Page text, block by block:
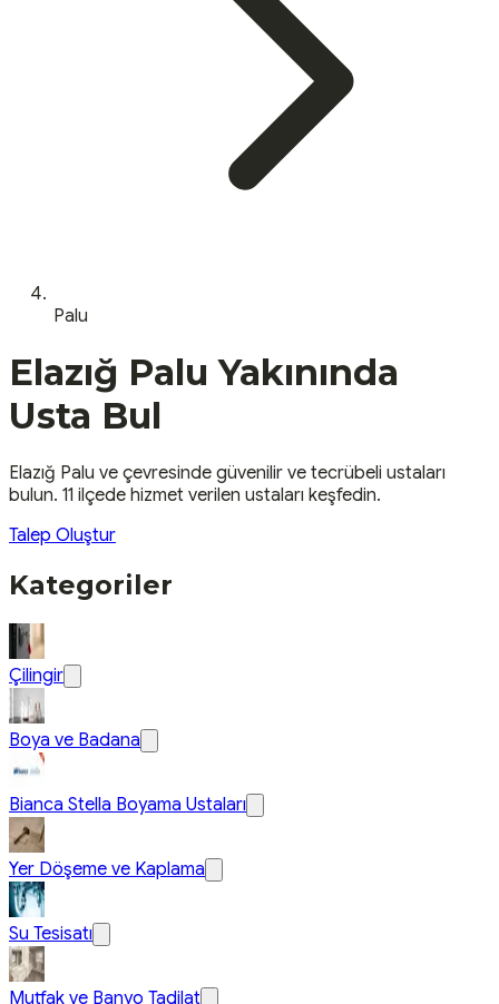
Palu
Elazığ Palu Yakınında
Usta Bul
Elazığ Palu ve çevresinde güvenilir ve tecrübeli ustaları
bulun. 11 ilçede hizmet verilen ustaları keşfedin.
Talep Oluştur
Kategoriler
Çilingir
Boya ve Badana
Bianca Stella Boyama Ustaları
Yer Döşeme ve Kaplama
Su Tesisatı
Mutfak ve Banyo Tadilat